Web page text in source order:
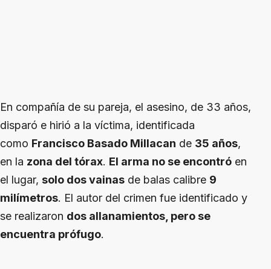
En compañía de su pareja, el asesino, de 33 años,
disparó e hirió a la víctima, identificada
como Francisco Basado Millacan de 35 años,
en la zona del tórax. El arma no se encontró en
el lugar, solo dos vainas de balas calibre 9
milímetros. El autor del crimen fue identificado y
se realizaron dos allanamientos, pero se
encuentra prófugo.